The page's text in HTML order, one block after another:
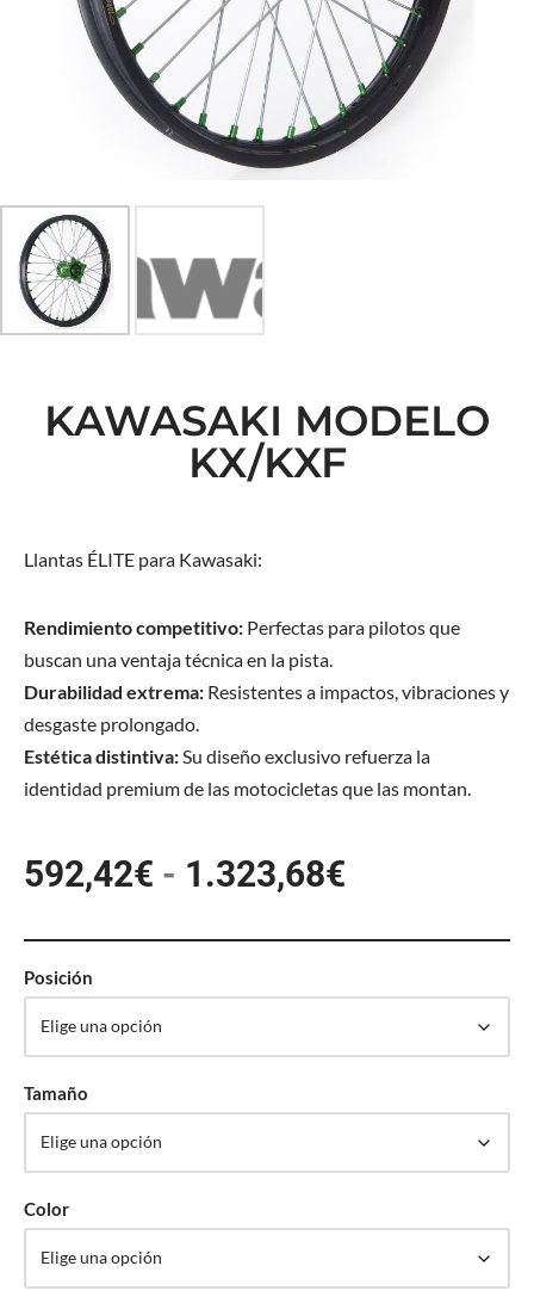
KAWASAKI MODELO
KX/KXF
Llantas ÉLITE para Kawasaki:
Rendimiento competitivo: Perfectas para pilotos que
buscan una ventaja técnica en la pista.
Durabilidad extrema: Resistentes a impactos, vibraciones y
desgaste prolongado.
Estética distintiva:Su diseño exclusivo refuerza la
identidad premium de las motocicletas que las montan.
592,42€ - 1.323,68€
Posición
Tamaño
Color